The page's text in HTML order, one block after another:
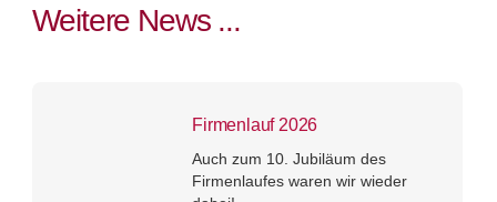
Weitere News ...
Firmenlauf 2026
Auch zum 10. Jubiläum des
Firmenlaufes waren wir wieder